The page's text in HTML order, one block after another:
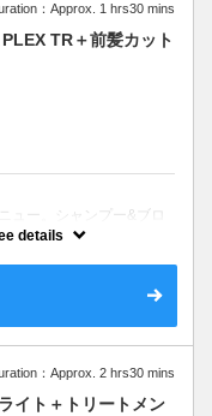
：Approx. 1 hrs30 mins
TR＋前髪カット
ュー。シャンプー&ブロ
根本３センチ以内
メントをしっかり塗布し
details
：Approx. 2 hrs30 mins
イト＋トリートメン